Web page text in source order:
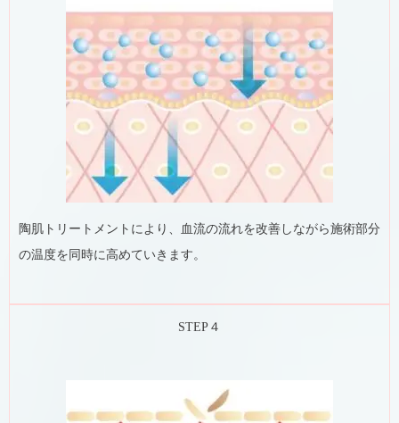
陶肌トリートメントにより、血流の流れを改善しながら施術部分
の温度を同時に高めていきます。
STEP４